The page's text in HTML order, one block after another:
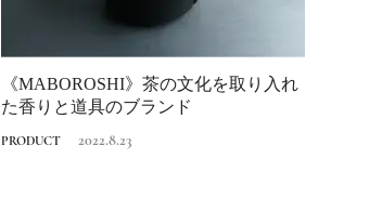
《MABOROSHI》茶の文化を取り入れ
た香りと道具のブランド
PRODUCT 2022.8.23